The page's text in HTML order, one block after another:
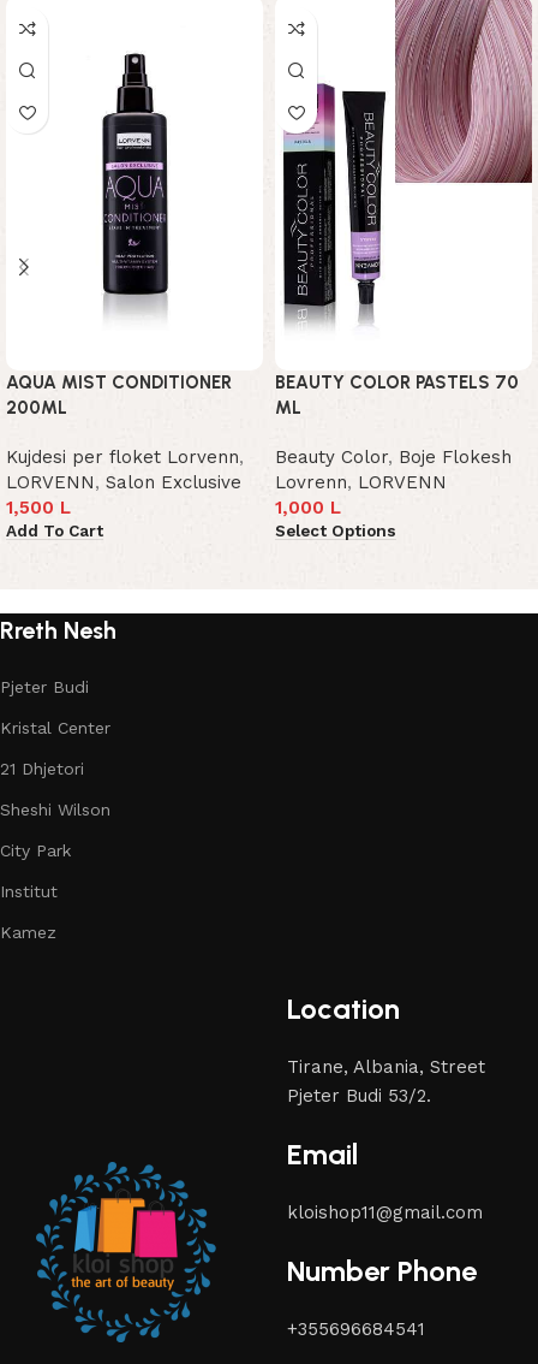
AQUA MIST CONDITIONER
200ML
Kujdesi per floket Lorvenn,
LORVENN, Salon Exclusive
1,500 L
Add To Cart
BEAUTY COLOR PASTELS 70
ML
Beauty Color, Boje Flokesh
Lovrenn, LORVENN
1,000 L
Select Options
Rreth Nesh
Pjeter Budi
Kristal Center
21 Dhjetori
Sheshi Wilson
City Park
Institut
Kamez
Location
Tirane, Albania, Street
Pjeter Budi 53/2.
Email
kloishop11@gmail.com
Number Phone
+355696684541